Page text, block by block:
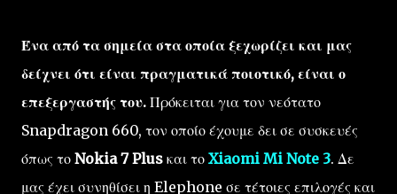
Ένα από τα σημεία στα οποία ξεχωρίζει και μας
δείχνει ότι είναι πραγματικά ποιοτικό, είναι ο
επεξεργαστής του. Πρόκειται για τον νεότατο
Snapdragon 660, τον οποίο έχουμε δει σε συσκευές
όπως το Nokia 7 Plus και το Xiaomi Mi Note 3. Δε
μας έχει συνηθίσει η Elephone σε τέτοιες επιλογές και